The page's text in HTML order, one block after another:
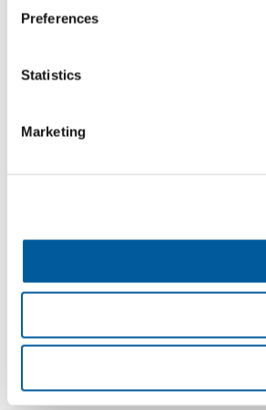
Preferences
Statistics
Marketing